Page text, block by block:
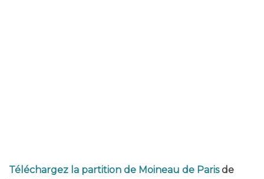
Téléchargez la partition de Moineau de Parisde